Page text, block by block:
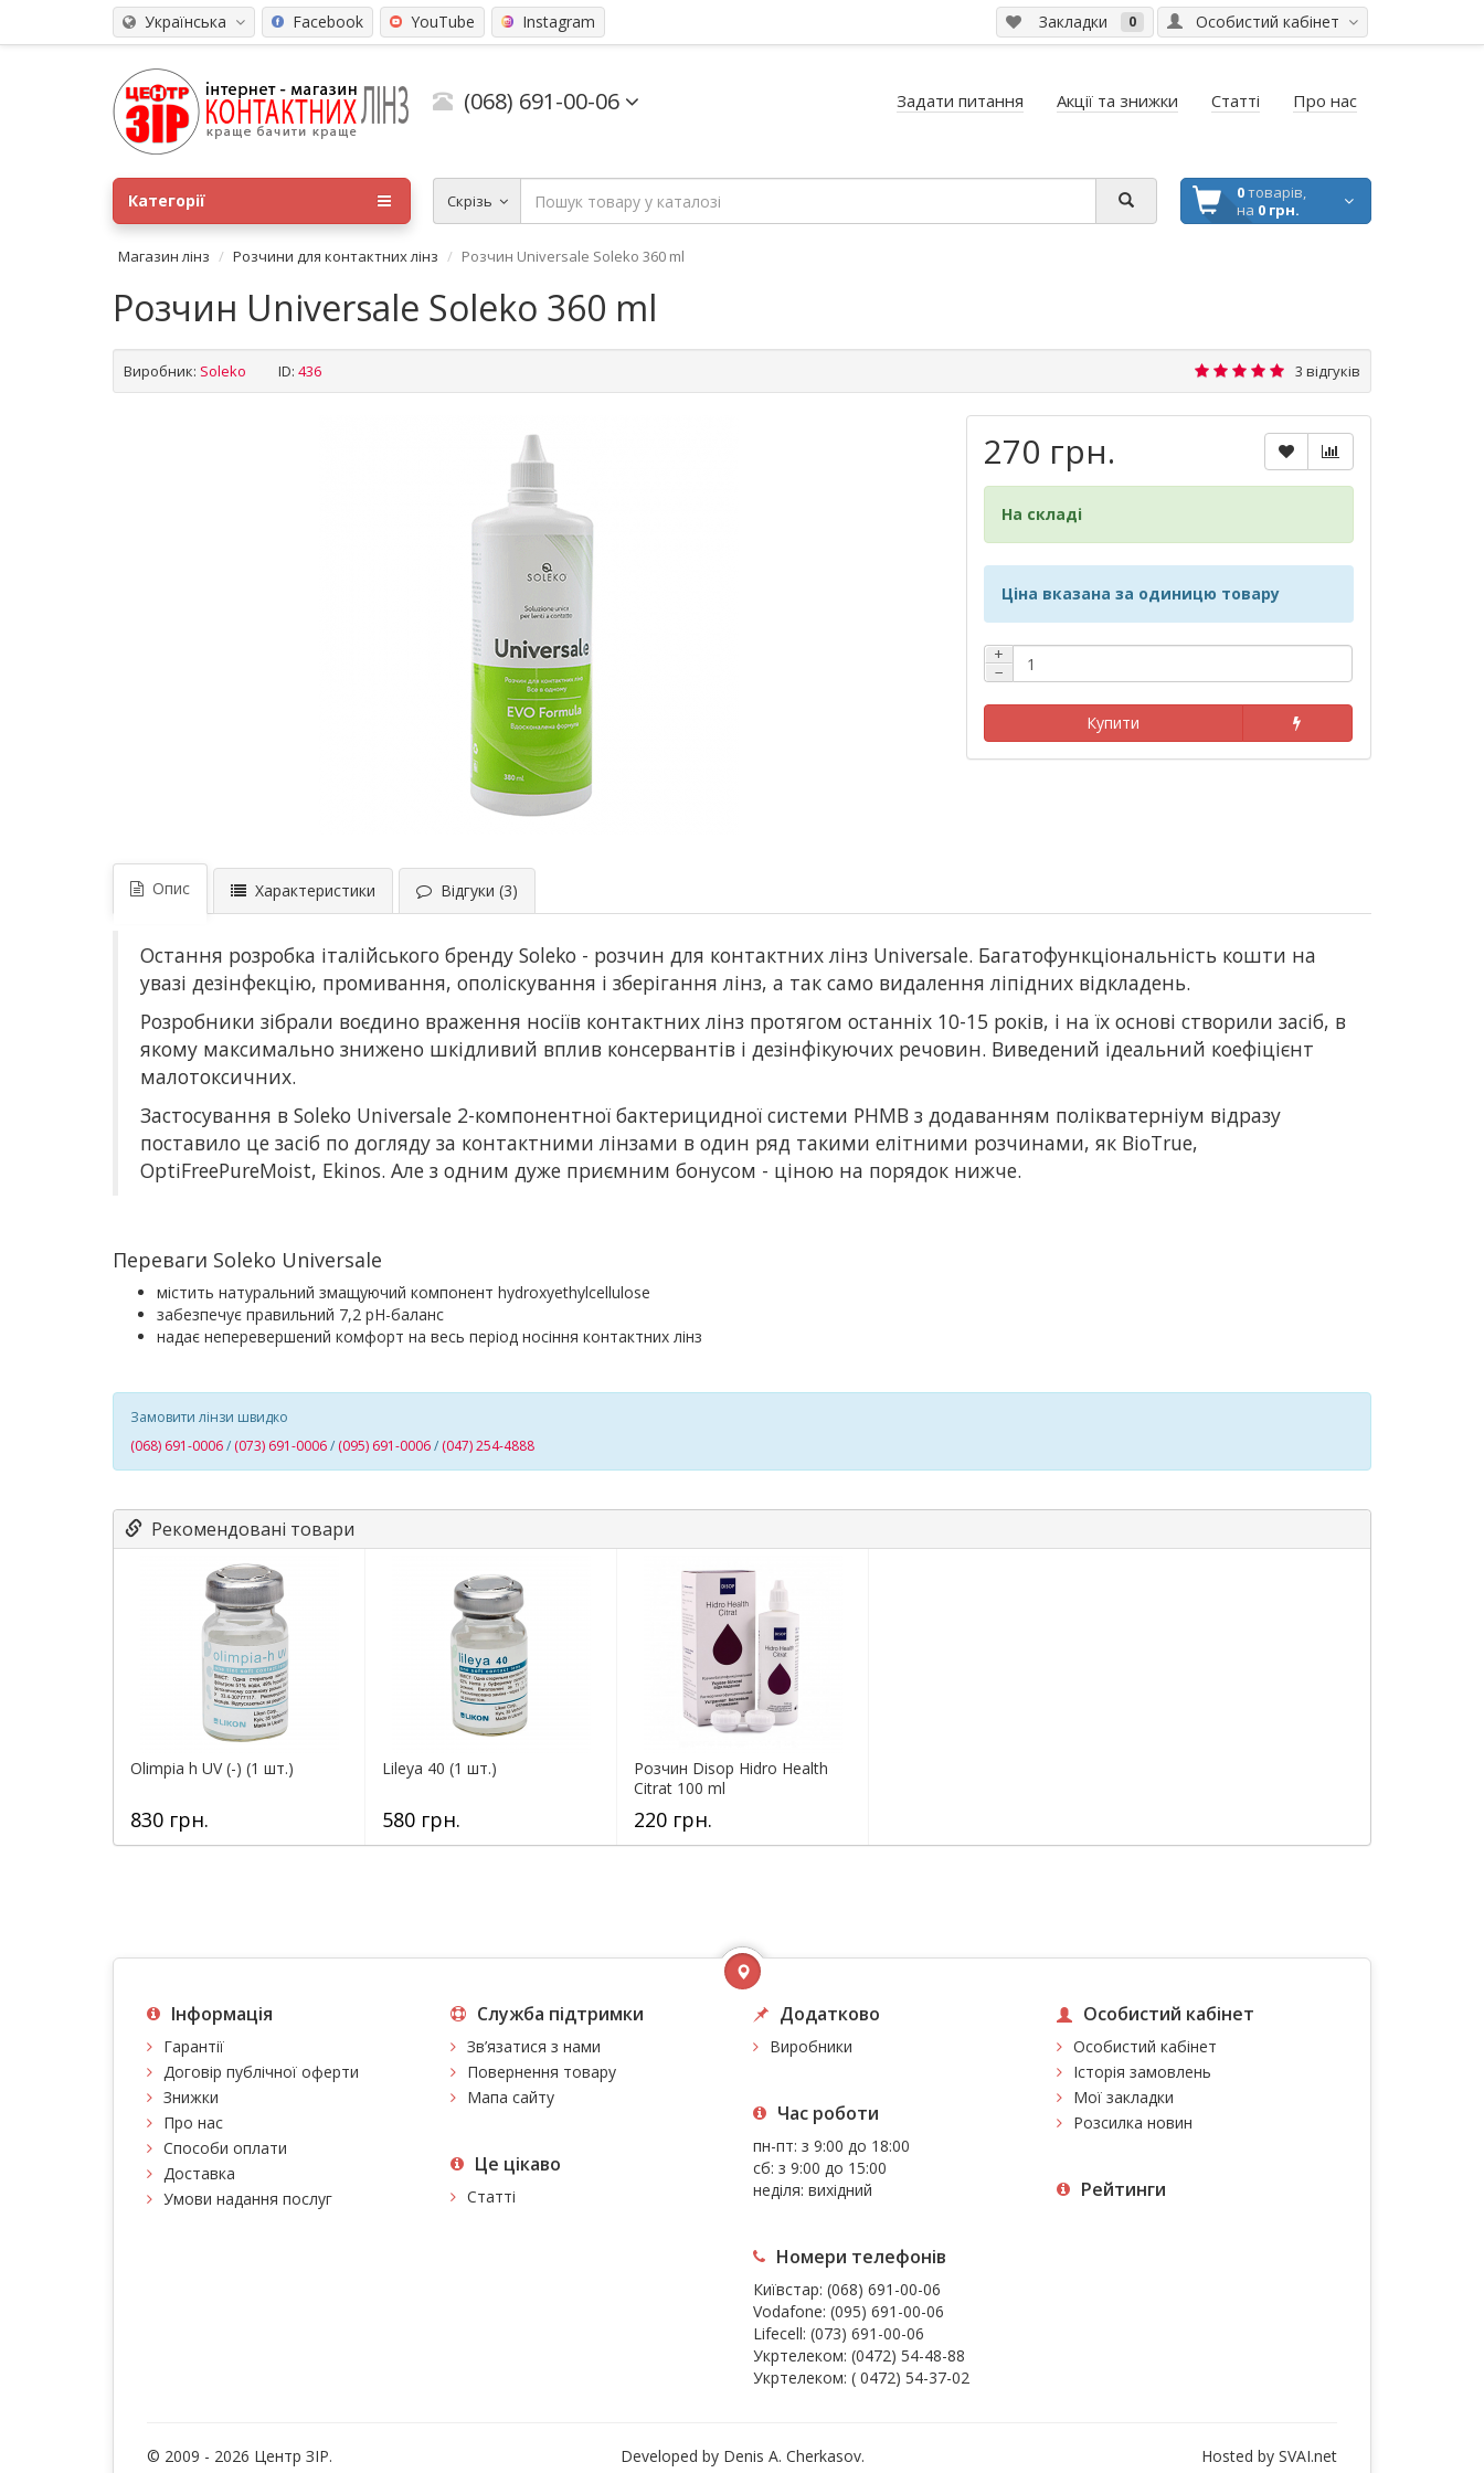
Українська Особистий кабінет
Закладки 0
Facebook YouTube Instagram
(068) 691-00-06 Задати питання Акції та знижки Статті Про нас
Скрізь 0товарів,
на 0 грн.
Категорії
Магазин лінз Розчини для контактних лінз Розчин Universale Soleko 360 ml
Розчин Universale Soleko 360 ml
Виробник: Soleko ID: 436 3 відгуків
270 грн.
На складі
Ціна вказана за одиницю товару
+
−
Купити
Опис Характеристики Відгуки (3)
Остання розробка італійського бренду Soleko - розчин для контактних лінз Universale. Багатофункціональність кошти на
увазі дезінфекцію, промивання, ополіскування і зберігання лінз, а так само видалення ліпідних відкладень.
Розробники зібрали воєдино враження носіїв контактних лінз протягом останніх 10-15 років, і на їх основі створили засіб, в
якому максимально знижено шкідливий вплив консервантів і дезінфікуючих речовин. Виведений ідеальний коефіцієнт
малотоксичних.
Застосування в Soleko Universale 2-компонентної бактерицидної системи PHMB з додаванням полікватерніум відразу
поставило це засіб по догляду за контактними лінзами в один ряд такими елітними розчинами, як BioTrue,
OptiFreePureMoist, Ekinos. Але з одним дуже приємним бонусом - ціною на порядок нижче.
Переваги Soleko Universale
містить натуральний змащуючий компонент hydroxyethylcellulose
забезпечує правильний 7,2 pH-баланс
надає неперевершений комфорт на весь період носіння контактних лінз
Замовити лінзи швидко
(068) 691-0006/ (073) 691-0006/ (095) 691-0006/ (047) 254-4888
Рекомендовані товари
Olimpia h UV (-) (1 шт.)
830 грн.
Lileya 40 (1 шт.)
580 грн.
Розчин Disop Hidro Health
Citrat 100 ml
220 грн.
Інформація
Гарантії
Договір публічної оферти
Знижки
Про нас
Способи оплати
Доставка
Умови надання послуг
Служба підтримки
Зв’язатися з нами
Повернення товару
Мапа сайту
Це цiкаво
Статті
Додатково
Виробники
Час роботи
пн-пт: з 9:00 до 18:00
сб: з 9:00 до 15:00
неділя: вихідний
Номери телефонів
Київстар: (068) 691-00-06
Vodafone: (095) 691-00-06
Lifecell: (073) 691-00-06
Укртелеком: (0472) 54-48-88
Укртелеком: ( 0472) 54-37-02
Особистий кабінет
Особистий кабінет
Історія замовлень
Мої закладки
Розсилка новин
Рейтинги
© 2009 - 2026 Центр ЗIР. Developed by Denis A. Cherkasov. Hosted by SVAI.net